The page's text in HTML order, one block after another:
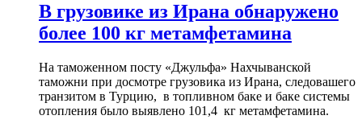
В грузовике из Ирана обнаружено
более 100 кг метамфетамина
На таможенном посту «Джульфа» Нахчыванской
таможни при досмотре грузовика из Ирана, следовашего
транзитом в Турцию, в топливном баке и баке системы
отопления было выявлено 101,4 кг метамфетамина.